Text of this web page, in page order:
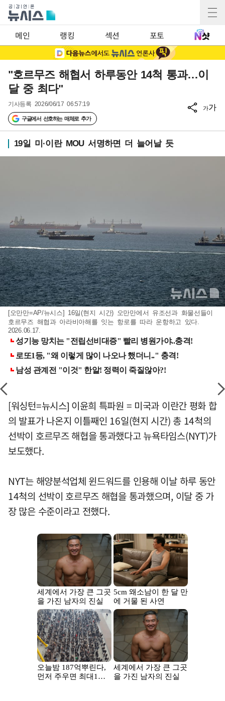
메인 랭킹 섹션 포토
"호르무즈 해협서 하루동안 14척 통과…이
달 중 최다"
기사등록 2026/06/17 06:57:19
구글에서 선호하는 매체로 추가
가가
19일 미·이란 MOU 서명하면 더 늘어날 듯
[오만만=AP/뉴시스] 16일(현지 시간) 오만만에서 유조선과 화물선들이
호르무즈 해협과 아라비아해를 잇는 항로를 따라 운항하고 있다.
2026.06.17.
[워싱턴=뉴시스] 이윤희 특파원 = 미국과 이란간 평화 합
의 발표가 나온지 이틀째인 16일(현지 시간) 총 14척의
선박이 호르무즈 해협을 통과했다고 뉴욕타임스(NYT)가
보도했다.
NYT는 해양분석업체 윈드워드를 인용해 이날 하루 동안
14척의 선박이 호르무즈 해협을 통과했으며, 이달 중 가
장 많은 수준이라고 전했다.